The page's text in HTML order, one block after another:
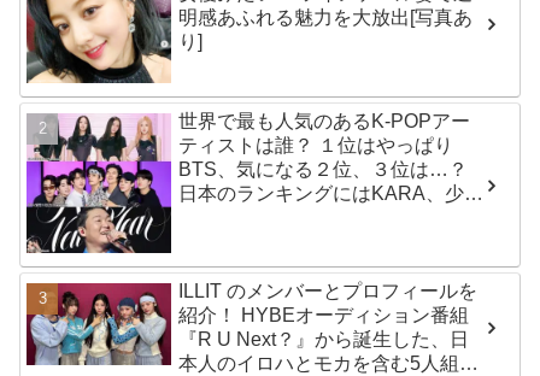
明感あふれる魅力を大放出[写真あ
り]
世界で最も人気のあるK-POPアー
ティストは誰？ １位はやっぱり
BTS、気になる２位、３位は…？
日本のランキングにはKARA、少女
ILLIT のメンバーとプロフィールを
紹介！ HYBEオーディション番組
『R U Next？』から誕生した、日
本人のイロハとモカを含む5人組ガ